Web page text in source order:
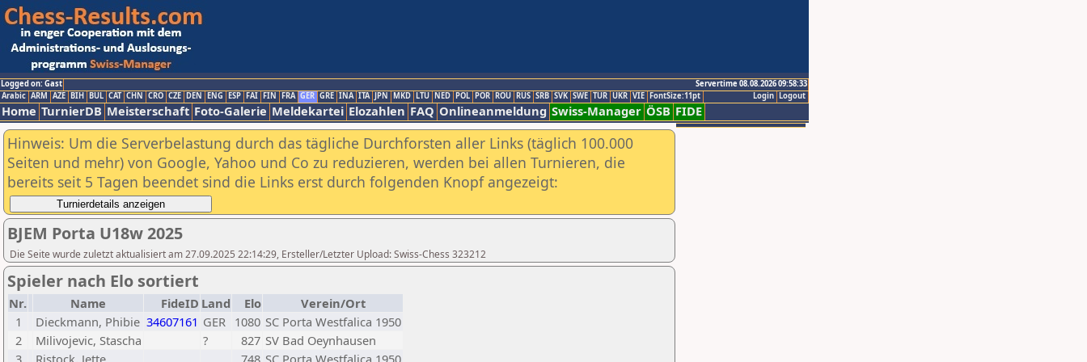
Logged on: Gast
Servertime 08.08.2026 09:58:33
Logout
Login
Arabic ARM AZE BIH BUL CAT CHN CRO CZE DEN ENG ESP FAI FIN FRA GER GRE INA ITA JPN MKD LTU NED POL POR ROU RUS SRB SVK SWE TUR UKR VIE FontSize:11pt
Home TurnierDB Meisterschaft Foto-Galerie Meldekartei Elozahlen FAQ Onlineanmeldung Swiss-Manager ÖSB FIDE
Hinweis: Um die Serverbelastung durch das tägliche Durchforsten aller Links (täglich 100.000
Seiten und mehr) von Google, Yahoo und Co zu reduzieren, werden bei allen Turnieren, die
bereits seit 5 Tagen beendet sind die Links erst durch folgenden Knopf angezeigt:
BJEM Porta U18w 2025
Die Seite wurde zuletzt aktualisiert am 27.09.2025 22:14:29, Ersteller/Letzter Upload: Swiss-Chess 323212
Spieler nach Elo sortiert
Nr. Name FideID Land Elo
Verein/Ort
1
Dieckmann, Phibie 34607161 GER 1080 SC Porta Westfalica 1950
2
Milivojevic, Stascha ? 827 SV Bad Oeynhausen
3
Ristock, Jette 748 SC Porta Westfalica 1950